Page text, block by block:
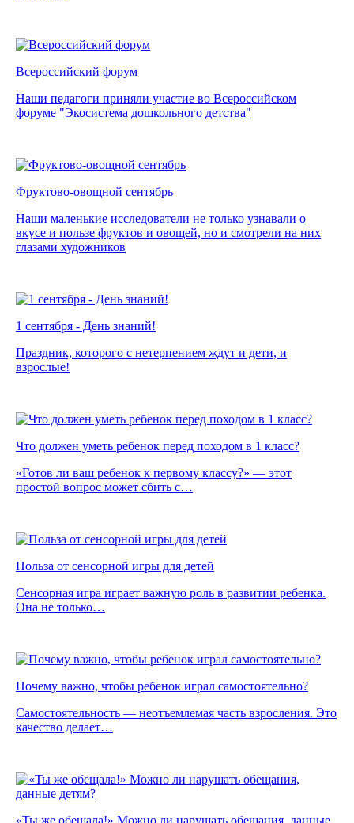
Всероссийский форум
Наши педагоги приняли участие во Всероссийском
форуме "Экосистема дошкольного детства"
Фруктово-овощной сентябрь
Наши маленькие исследователи не только узнавали о
вкусе и пользе фруктов и овощей, но и смотрели на них
глазами художников
1 сентября - День знаний!
Праздник, которого с нетерпением ждут и дети, и
взрослые!
Что должен уметь ребенок перед походом в 1 класс?
«Готов ли ваш ребенок к первому классу?» — этот
простой вопрос может сбить с…
Польза от сенсорной игры для детей
Сенсорная игра играет важную роль в развитии ребенка.
Она не только…
Почему важно, чтобы ребенок играл самостоятельно?
Самостоятельность — неотъемлемая часть взросления. Это
качество делает…
«Ты же обещала!» Можно ли нарушать обещания, данные